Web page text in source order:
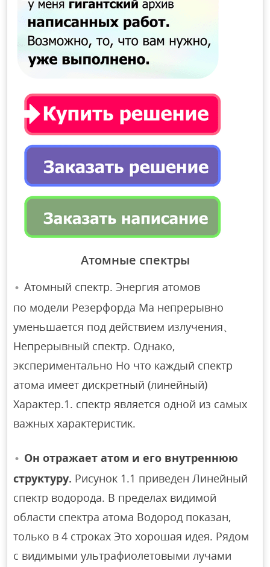
Атомные спектры
Атомный спектр. Энергия атомов
по модели Резерфорда Ма непрерывно
уменьшается под действием излучения、
Непрерывный спектр. Однако,
экспериментально Но что каждый спектр
атома имеет дискретный (линейный)
Характер.1. спектр является одной из самых
важных характеристик.
Он отражает атом и его внутреннюю
структуру. Рисунок 1.1 приведен Линейный
спектр водорода. В пределах видимой
области спектра атома Водород показан,
только в 4 строках Это хорошая идея. Рядом
с видимыми ультрафиолетовыми лучами